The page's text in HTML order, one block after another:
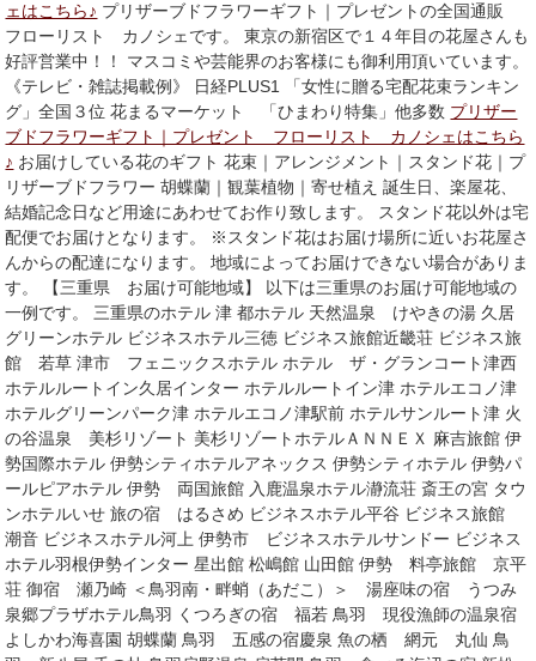
ェはこちら♪ プリザーブドフラワーギフト｜プレゼントの全国通販
フローリスト カノシェです。 東京の新宿区で１４年目の花屋さんも
好評営業中！！ マスコミや芸能界のお客様にも御利用頂いています。
《テレビ・雑誌掲載例》 日経PLUS1 「女性に贈る宅配花束ランキン
グ」全国３位 花まるマーケット 「ひまわり特集」他多数 プリザー
ブドフラワーギフト｜プレゼント フローリスト カノシェはこちら
♪ お届けしている花のギフト 花束｜アレンジメント｜スタンド花｜プ
リザーブドフラワー 胡蝶蘭｜観葉植物｜寄せ植え 誕生日、楽屋花、
結婚記念日など用途にあわせてお作り致します。 スタンド花以外は宅
配便でお届けとなります。 ※スタンド花はお届け場所に近いお花屋さ
んからの配達になります。 地域によってお届けできない場合がありま
す。 【三重県 お届け可能地域】 以下は三重県のお届け可能地域の
一例です。 三重県のホテル 津 都ホテル 天然温泉 けやきの湯 久居
グリーンホテル ビジネスホテル三徳 ビジネス旅館近畿荘 ビジネス旅
館 若草 津市 フェニックスホテル ホテル ザ・グランコート津西
ホテルルートイン久居インター ホテルルートイン津 ホテルエコノ津
ホテルグリーンパーク津 ホテルエコノ津駅前 ホテルサンルート津 火
の谷温泉 美杉リゾート 美杉リゾートホテルＡＮＮＥＸ 麻吉旅館 伊
勢国際ホテル 伊勢シティホテルアネックス 伊勢シティホテル 伊勢パ
ールピアホテル 伊勢 両国旅館 入鹿温泉ホテル瀞流荘 斎王の宮 タウ
ンホテルいせ 旅の宿 はるさめ ビジネスホテル平谷 ビジネス旅館
潮音 ビジネスホテル河上 伊勢市 ビジネスホテルサンドー ビジネス
ホテル羽根伊勢インター 星出館 松嶋館 山田館 伊勢 料亭旅館 京平
荘 御宿 瀬乃崎 ＜鳥羽南・畔蛸（あだこ）＞ 湯座味の宿 うつみ
泉郷プラザホテル鳥羽 くつろぎの宿 福若 鳥羽 現役漁師の温泉宿
よしかわ海喜園 胡蝶蘭 鳥羽 五感の宿慶泉 魚の栖 網元 丸仙 鳥